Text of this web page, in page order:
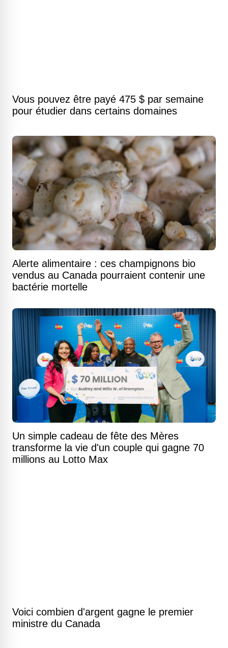
Vous pouvez être payé 475 $ par semaine
pour étudier dans certains domaines
Alerte alimentaire : ces champignons bio
vendus au Canada pourraient contenir une
bactérie mortelle
Un simple cadeau de fête des Mères
transforme la vie d'un couple qui gagne 70
millions au Lotto Max
Voici combien d'argent gagne le premier
ministre du Canada